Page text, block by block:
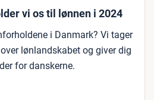
vi os til lønnen i 2024
i Danmark? Vi tager
lønlandskabet og giver dig
for danskerne.